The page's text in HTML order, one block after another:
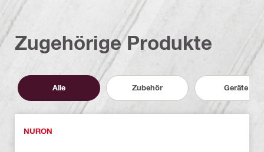
Zugehörige Produkte
Alle Zubehör Geräte
NURON